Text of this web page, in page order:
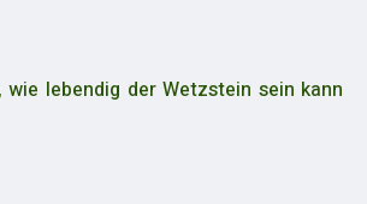
wie lebendig der Wetzstein sein kann